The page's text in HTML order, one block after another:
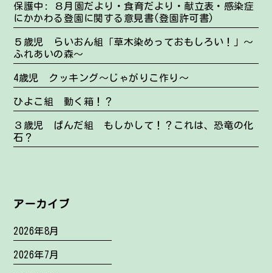
保護中: ８月園だより・食育だより・献立表・感染症
にかかわる登園に関する意見書(登園許可書)
５歳児 らいおん組「草木染めっておもしろい！」～
ふれあいの森～
4歳児 クッキング～じゃがりこ作り～
ひよこ組 動く箱！？
３歳児 ぱんだ組 もしかして！？これは、恐竜の化
石？
アーカイブ
2026年8月
2026年7月